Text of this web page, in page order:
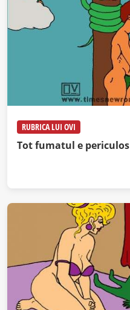
RUBRICA LUI OVI
Tot fumatul e periculos